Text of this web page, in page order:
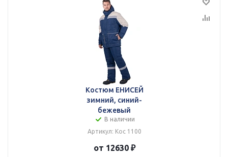
Костюм ЕНИСЕЙ
зимний, синий-
бежевый
В наличии
Артикул: Кос 1100
от 12630 ₽